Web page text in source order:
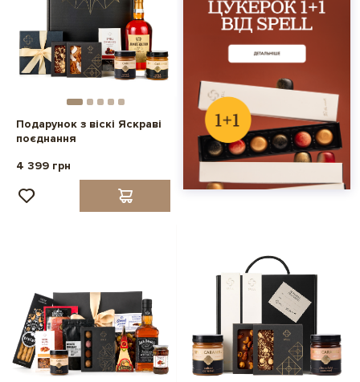
Подарунок з віскі Яскраві
поєднання
4 399 грн